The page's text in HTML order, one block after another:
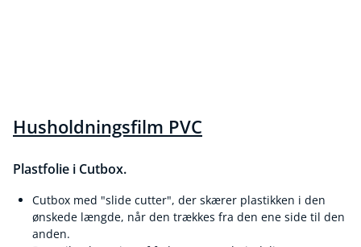
Husholdningsfilm PVC
Plastfolie i Cutbox.
Cutbox med "slide cutter", der skærer plastikken i den
ønskede længde, når den trækkes fra den ene side til den
anden.